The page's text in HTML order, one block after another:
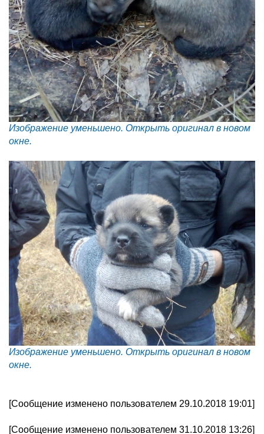
Изображение уменьшено. Открыть оригинал в новом
окне.
Изображение уменьшено. Открыть оригинал в новом
окне.
[Сообщение изменено пользователем 29.10.2018 19:01]
[Сообщение изменено пользователем 31.10.2018 13:26]